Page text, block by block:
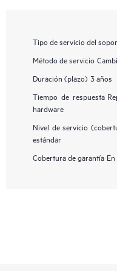
Tipo de servicio del
Método de servicio
Duración (plazo) 3 años
Tiempo de respuesta
hardware
Nivel de servicio
estándar
Cobertura de garantía